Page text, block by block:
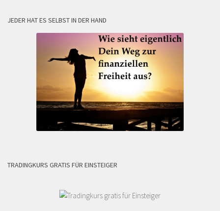
JEDER HAT ES SELBST IN DER HAND
TRADINGKURS GRATIS FÜR EINSTEIGER